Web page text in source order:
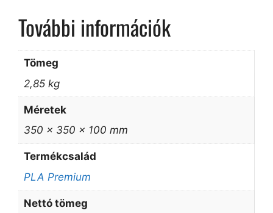
További információk
Tömeg
2,85 kg
Méretek
350 × 350 × 100 mm
Termékcsalád
PLA Premium
Nettó tömeg